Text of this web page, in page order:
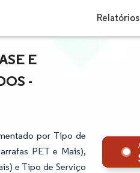
Relatórios
E
-
por Tipo de
PET e Mais),
e Tipo de Serviço